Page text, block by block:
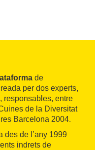
de
per dos experts,
, responsables, entre
de la Diversitat
Barcelona 2004.
des de l’any 1999
indrets de